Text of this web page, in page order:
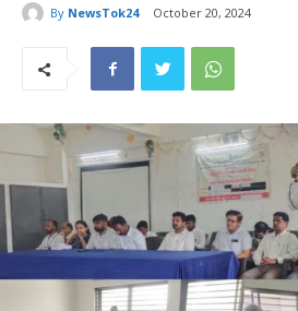
By NewsTok24 October 20, 2024